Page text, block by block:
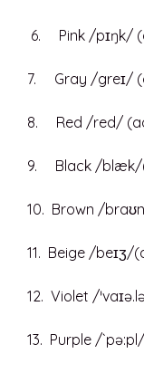
6. Pink /pɪŋk/
7. Gray /greɪ/
8. Red /red/
9. Black /blæk/
10. Brown /
11. Beige /beɪʒ/
12. Violet /
13. Purple /